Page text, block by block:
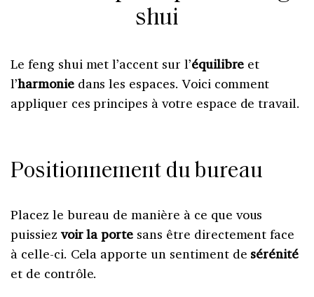
shui
Le feng shui met l’accent sur l’équilibre et
l’harmoniedans les espaces. Voici comment
appliquer ces principes à votre espace de travail.
Positionnement du bureau
Placez le bureau de manière à ce que vous
puissiez voir la porte sans être directement face
à celle-ci. Cela apporte un sentiment de sérénité
et de contrôle.